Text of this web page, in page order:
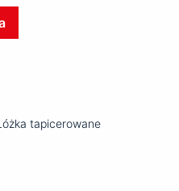
tapicerowane